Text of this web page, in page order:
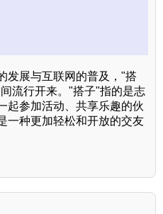
发展与互联网的普及，"搭
流行开来。"搭子"指的是志
起参加活动、共享乐趣的伙
一种更加轻松和开放的交友